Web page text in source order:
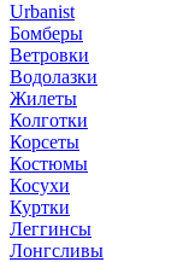
Urbanist
Бомберы
Ветровки
Водолазки
Жилеты
Колготки
Корсеты
Костюмы
Косухи
Куртки
Леггинсы
Лонгсливы